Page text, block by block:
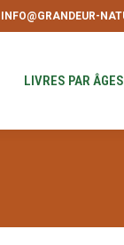
INFO@GRANDEUR-
LIVRES PAR ÂGES
ÂGES LIVRES